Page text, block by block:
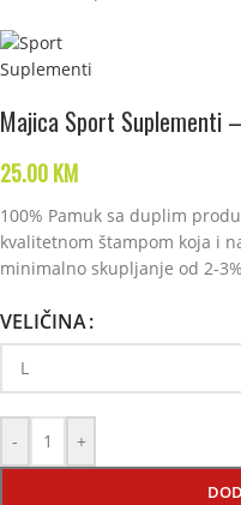
Majica Sport Suplementi
25.00KM
100% Pamuk sa duplim
kvalitetnom štampom koja i
minimalno skupljanje od 2-
VELIČINA
- +